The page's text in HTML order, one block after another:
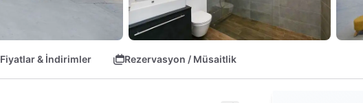
Fiyatlar & İndirimler Rezervasyon / Müsaitlik